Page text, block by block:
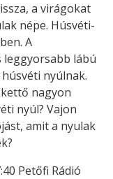
a virágokat
népe. Húsvéti-
A
leggyorsabb lábú
nyúlnak.
nagyon
nyúl? Vajon
amit a nyulak
Petőfi Rádió